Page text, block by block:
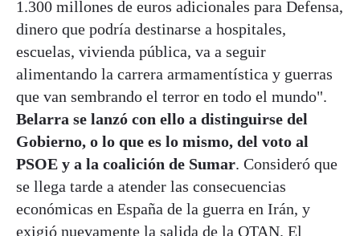
1.300 millones de euros adicionales para Defensa,
dinero que podría destinarse a hospitales,
escuelas, vivienda pública, va a seguir
alimentando la carrera armamentística y guerras
que van sembrando el terror en todo el mundo".
Belarra se lanzó con ello a distinguirse del
Gobierno, o lo que es lo mismo, del voto al
PSOE y a la coalición de Sumar. Consideró que
se llega tarde a atender las consecuencias
económicas en España de la guerra en Irán, y
exigió nuevamente la salida de la OTAN. El